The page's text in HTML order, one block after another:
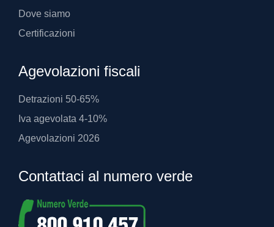
Dove siamo
Certificazioni
Agevolazioni fiscali
Detrazioni 50-65%
Iva agevolata 4-10%
Agevolazioni 2026
Contattaci al numero verde